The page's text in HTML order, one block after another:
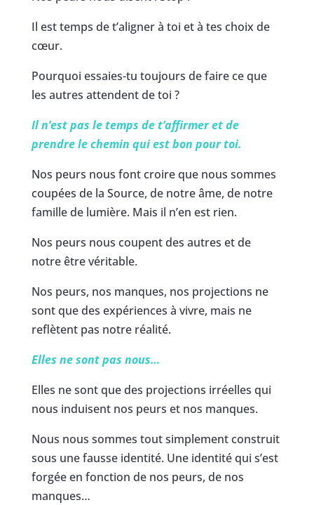
Il est temps de t’aligner à toi et à tes choix de
cœur.
Pourquoi essaies-tu toujours de faire ce que
les autres attendent de toi ?
Il n’est pas le temps de t’affirmer et de
prendre le chemin qui est bon pour toi.
Nos peurs nous font croire que nous sommes
coupées de la Source, de notre âme, de notre
famille de lumière. Mais il n’en est rien.
Nos peurs nous coupent des autres et de
notre être véritable.
Nos peurs, nos manques, nos projections ne
sont que des expériences à vivre, mais ne
reflètent pas notre réalité.
Elles ne sont pas nous…
Elles ne sont que des projections irréelles qui
nous induisent nos peurs et nos manques.
Nous nous sommes tout simplement construit
sous une fausse identité. Une identité qui s’est
forgée en fonction de nos peurs, de nos
manques…